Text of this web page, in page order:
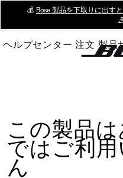
Main
💰 Bose 製品を下取りに出す
ヘルプセンター 注文 製品
この製品
ではご利
ん